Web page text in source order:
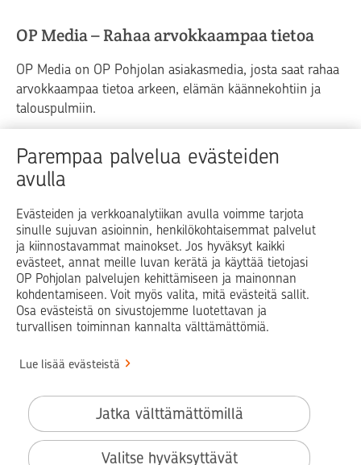
Parempaa palvelua evästeiden
avulla
Evästeiden ja verkkoanalytiikan avulla voimme tarjota
sinulle sujuvan asioinnin, henkilökohtaisemmat palvelut
ja kiinnostavammat mainokset. Jos hyväksyt kaikki
evästeet, annat meille luvan kerätä ja käyttää tietojasi
OP Pohjolan palvelujen kehittämiseen ja mainonnan
kohdentamiseen. Voit myös valita, mitä evästeitä sallit.
Osa evästeistä on sivustojemme luotettavan ja
turvallisen toiminnan kannalta välttämättömiä.
Lue lisää evästeistä
Valitse hyväksyttävät
Jatka välttämättömillä
OP Media – Rahaa arvokkaampaa tietoa
OP Media on OP Pohjolan asiakasmedia, josta saat rahaa
arvokkaampaa tietoa arkeen, elämän käännekohtiin ja
talouspulmiin.
Raha Elämä
Yrityselämä
Blogit ja puheenvuorot
Op.fi OP Koti Pohjola Vahinkoapu
Facebook
X LinkedInInstagram
Käyttöehdot
Saavutettavuusseloste
Evästeiden käyttö